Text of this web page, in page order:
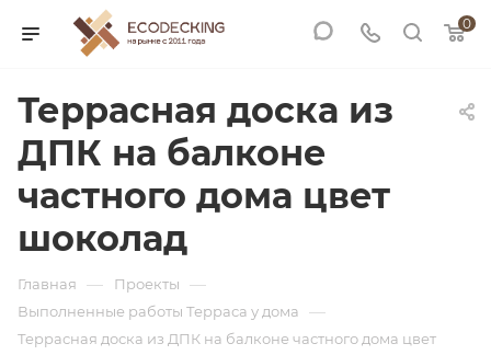
0
Террасная доска из
ДПК на балконе
частного дома цвет
шоколад
Главная — Проекты —
Выполненные работы Терраса у дома —
Террасная доска из ДПК на балконе частного дома цвет